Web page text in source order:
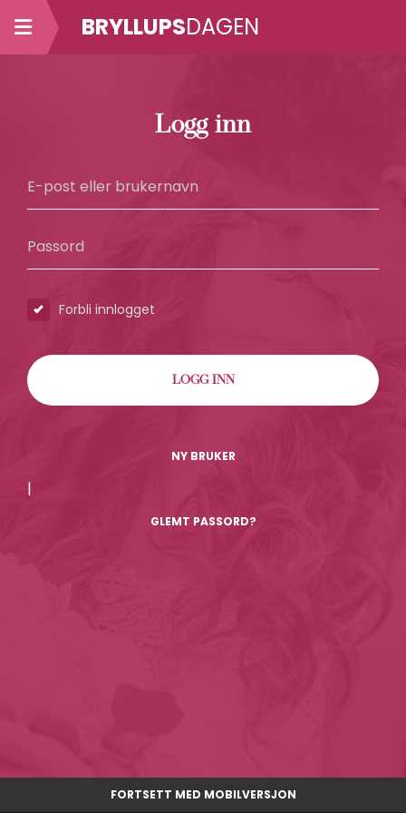
FORTSETT MED MOBILVERSJON
BRYLLUPSDAGEN
Logg inn
NY BRUKER
|
GLEMT PASSORD?